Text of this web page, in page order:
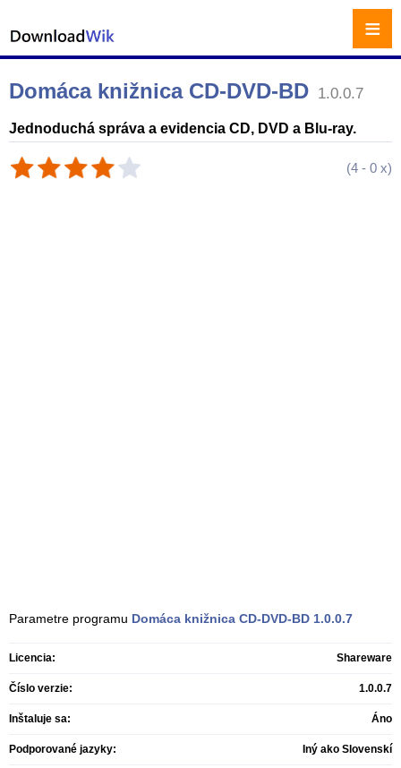
Domáca knižnica CD-DVD-BD 1.0.0.7
Jednoduchá správa a evidencia CD, DVD a Blu-ray.
(4 - 0 x)
Parametre programu Domáca knižnica CD-DVD-BD 1.0.0.7
Licencia: Shareware
Číslo verzie: 1.0.0.7
Inštaluje sa: Áno
Podporované jazyky: Iný ako Slovenskí
≡